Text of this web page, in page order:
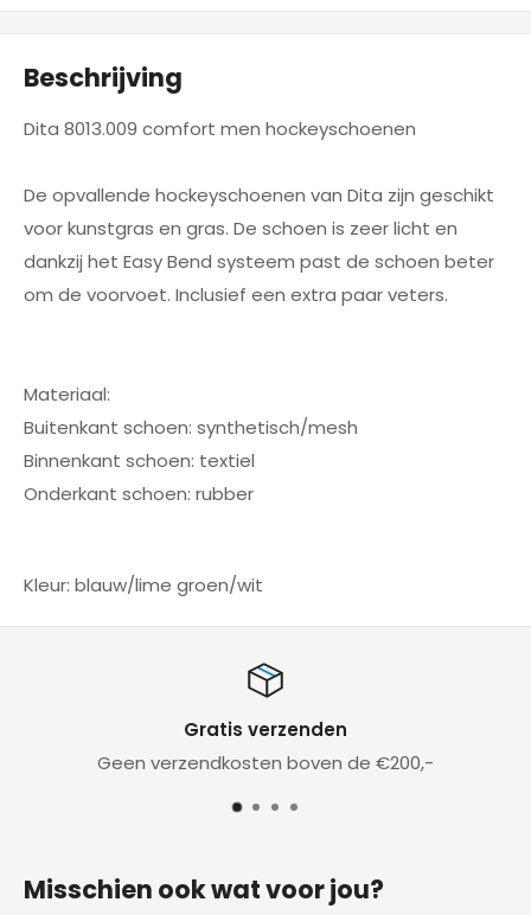
Beschrijving
Dita 8013.009 comfort men hockeyschoenen
De opvallende hockeyschoenen van Dita zijn geschikt
voor kunstgras en gras. De schoen is zeer licht en
dankzij het Easy Bend systeem past de schoen beter
om de voorvoet. Inclusief een extra paar veters.
Materiaal:
Buitenkant schoen: synthetisch/mesh
Binnenkant schoen: textiel
Onderkant schoen: rubber
Kleur: blauw/lime groen/wit
boven de €200,-
Supersnelle
Misschien ook wat voor jou?